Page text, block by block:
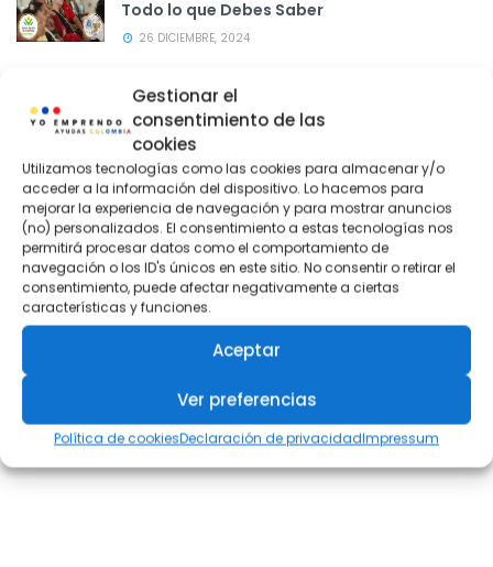
Gestionar el
consentimiento de las
cookies
Utilizamos tecnologías como las cookies para almacenar y/o
acceder a la información del dispositivo. Lo hacemos para
mejorar la experiencia de navegación y para mostrar anuncios
(no) personalizados. El consentimiento a estas tecnologías nos
permitirá procesar datos como el comportamiento de
navegación o los ID's únicos en este sitio. No consentir o retirar el
consentimiento, puede afectar negativamente a ciertas
características y funciones.
Aceptar
Ver preferencias
Política de cookiesDeclaración de privacidadImpressum
Todo lo que Debes Saber
26 DICIEMBRE, 2024
Publicidad